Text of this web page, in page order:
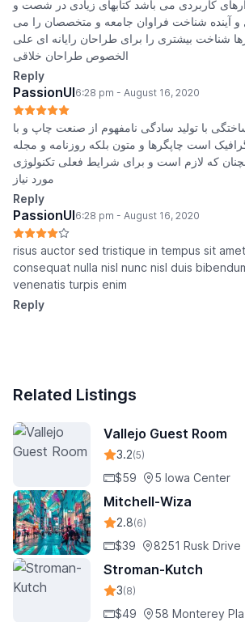
کاربردی می باشد کتابهای زیادی در شصت و
آینده شناخت فراوان جامعه و متخصصان را می
شناخت بیشتری را برای طراحان رایانه ای علی
الخصوص طراحان خلاقی
Reply
PassionUI6:28 pm - August 16, 2020
با تولید سادگی نامفهوم از صنعت چاپ و با
است چاپگرها و متون بلکه روزنامه و مجله
که لازم است و برای شرایط فعلی تکنولوژی
مورد نیاز
Reply
PassionUI6:28 pm - August 16, 2020
risus auctor sed tristique in tempus sit
consequat nulla nisl nunc nisl duis
venenatis turpis enim
Reply
Related Listings
Vallejo Guest Room
3.2(5)
$59 5 Iowa Center
Mitchell-Wiza
2.8(6)
$39 8251 Rusk Drive
Stroman-Kutch
3(8)
$49 58 Monterey